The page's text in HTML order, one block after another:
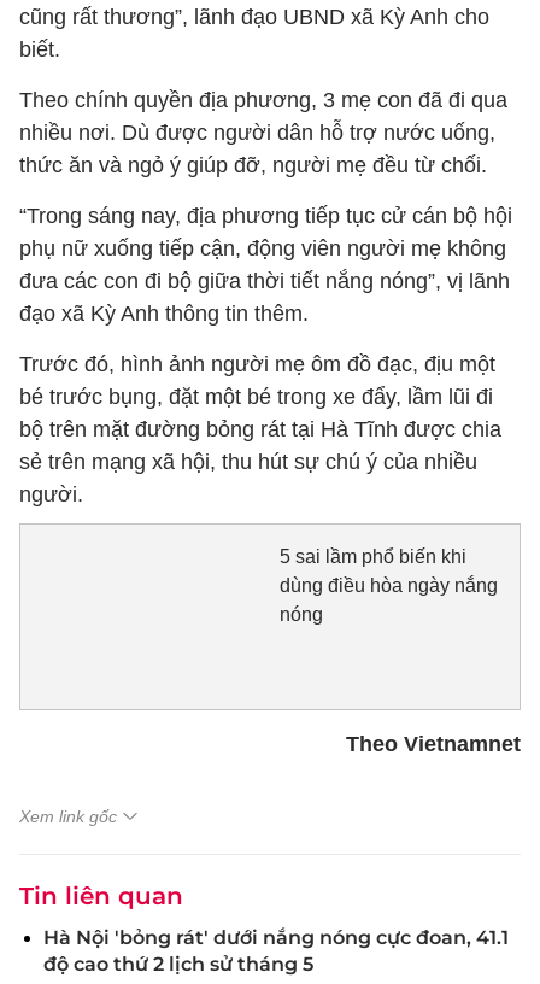
cũng rất thương”, lãnh đạo UBND xã Kỳ Anh cho
biết.
Theo chính quyền địa phương, 3 mẹ con đã đi qua
nhiều nơi. Dù được người dân hỗ trợ nước uống,
thức ăn và ngỏ ý giúp đỡ, người mẹ đều từ chối.
“Trong sáng nay, địa phương tiếp tục cử cán bộ hội
phụ nữ xuống tiếp cận, động viên người mẹ không
đưa các con đi bộ giữa thời tiết nắng nóng”, vị lãnh
đạo xã Kỳ Anh thông tin thêm.
Trước đó, hình ảnh người mẹ ôm đồ đạc, địu một
bé trước bụng, đặt một bé trong xe đẩy, lầm lũi đi
bộ trên mặt đường bỏng rát tại Hà Tĩnh được chia
sẻ trên mạng xã hội, thu hút sự chú ý của nhiều
người.
5 sai lầm phổ biến khi
dùng điều hòa ngày nắng
nóng
Theo Vietnamnet
Xem link gốc
Tin liên quan
Hà Nội 'bỏng rát' dưới nắng nóng cực đoan, 41.1
độ cao thứ 2 lịch sử tháng 5